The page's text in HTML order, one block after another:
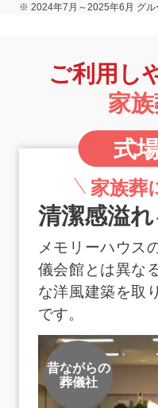
※ 2024年7月～2025年6月 グル
ご利用し
家
式
家族葬
清潔感溢
メモリーハウス
儀会館とは異な
な洋風建築を取
です。
昔ながらの
葬儀社